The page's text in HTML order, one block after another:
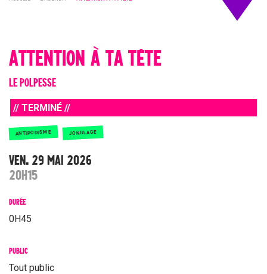
ATTENTION À TA TÊTE
LE POLPESSE
// TERMINÉ //
ANTIPODISME JONGLAGE
VEN. 29 MAI 2026
20H15
DURÉE
0H45
PUBLIC
Tout public